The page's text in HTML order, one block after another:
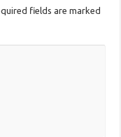
fields are marked